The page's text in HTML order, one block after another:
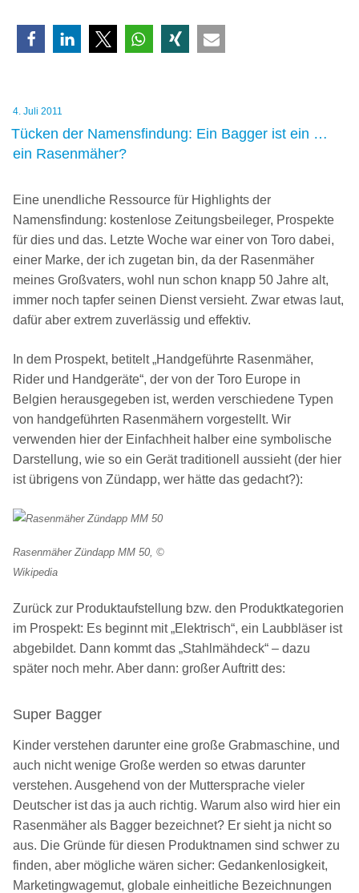
Veröffentlicht
am
4. Juli 2011
Tücken der Namensfindung: Ein Bagger ist ein …
ein Rasenmäher?
Eine unendliche Ressource für Highlights der
Namensfindung: kostenlose Zeitungsbeileger, Prospekte
für dies und das. Letzte Woche war einer von Toro dabei,
einer Marke, der ich zugetan bin, da der Rasenmäher
meines Großvaters, wohl nun schon knapp 50 Jahre alt,
immer noch tapfer seinen Dienst versieht. Zwar etwas laut,
dafür aber extrem zuverlässig und effektiv.
In dem Prospekt, betitelt „Handgeführte Rasenmäher,
Rider und Handgeräte“, der von der Toro Europe in
Belgien herausgegeben ist, werden verschiedene Typen
von handgeführten Rasenmähern vorgestellt. Wir
verwenden hier der Einfachheit halber eine symbolische
Darstellung, wie so ein Gerät traditionell aussieht (der hier
ist übrigens von Zündapp, wer hätte das gedacht?):
Rasenmäher Zündapp MM 50, ©
Wikipedia
Zurück zur Produktaufstellung bzw. den Produktkategorien
im Prospekt: Es beginnt mit „Elektrisch“, ein Laubbläser ist
abgebildet. Dann kommt das „Stahlmähdeck“ – dazu
später noch mehr. Aber dann: großer Auftritt des:
Super Bagger
Kinder verstehen darunter eine große Grabmaschine, und
auch nicht wenige Große werden so etwas darunter
verstehen. Ausgehend von der Muttersprache vieler
Deutscher ist das ja auch richtig. Warum also wird hier ein
Rasenmäher als Bagger bezeichnet? Er sieht ja nicht so
aus. Die Gründe für diesen Produktnamen sind schwer zu
finden, aber mögliche wären sicher: Gedankenlosigkeit,
Marketingwagemut, globale einheitliche Bezeichnungen